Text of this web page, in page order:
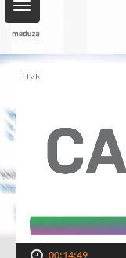
Toggle
navigation
00:14:49